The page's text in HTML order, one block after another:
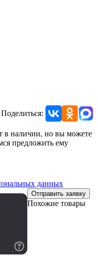
Поделиться:
в наличии, но вы можете
предложить ему
данных
Отправить заявку
Похожие товары